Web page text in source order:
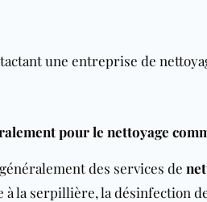
une entreprise de
pour le nettoyage
des services de
à la serpillière, la désinfection